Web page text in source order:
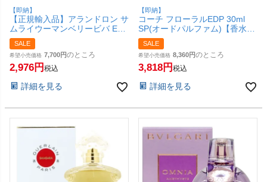
【即納】
【正規輸入品】アランドロン サ
ムライウーマンベリービバ EDP
40ml SP(オードパルファム)
【香水】【SBT】
SALE
希望小売価格 7,700 のところ
2,976 税込
詳細を見る
【即納】
コーチ フローラルEDP 30ml
SP(オードパルファム)【香水】
【SBT】
SALE
希望小売価格 8,360 のところ
3,818 税込
詳細を見る